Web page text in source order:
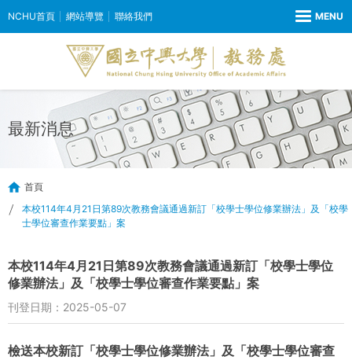
NCHU首頁 網站導覽 聯絡我們
最新消息
首頁
本校114年4月21日第89次教務會議通過新訂「校學士學位修業辦法」及「校學
士學位審查作業要點」案
本校114年4月21日第89次教務會議通過新訂「校學士學位
修業辦法」及「校學士學位審查作業要點」案
刊登日期：2025-05-07
檢送本校新訂「校學士學位修業辦法」及「校學士學位審查